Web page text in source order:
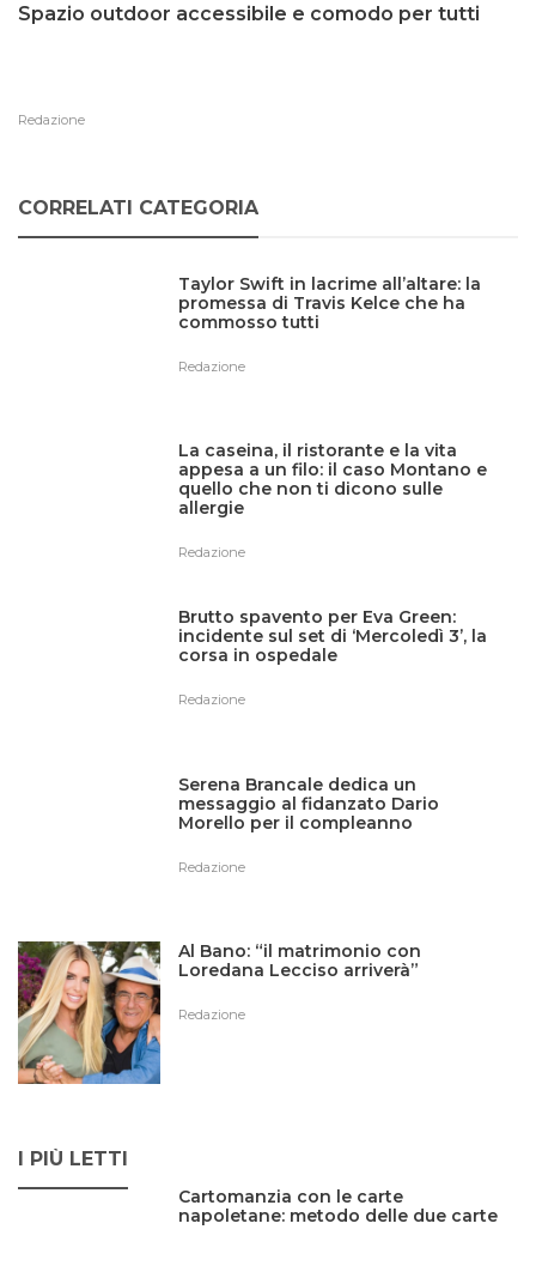
Spazio outdoor accessibile e comodo per tutti
Redazione
CORRELATI CATEGORIA
Taylor Swift in lacrime all’altare: la
promessa di Travis Kelce che ha
commosso tutti
Redazione
La caseina, il ristorante e la vita
appesa a un filo: il caso Montano e
quello che non ti dicono sulle
allergie
Redazione
Brutto spavento per Eva Green:
incidente sul set di ‘Mercoledì 3’, la
corsa in ospedale
Redazione
Serena Brancale dedica un
messaggio al fidanzato Dario
Morello per il compleanno
Redazione
Al Bano: “il matrimonio con
Loredana Lecciso arriverà”
Redazione
I PIÙ LETTI
Cartomanzia con le carte
napoletane: metodo delle due carte